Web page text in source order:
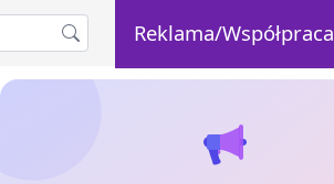
Reklama/Współpraca